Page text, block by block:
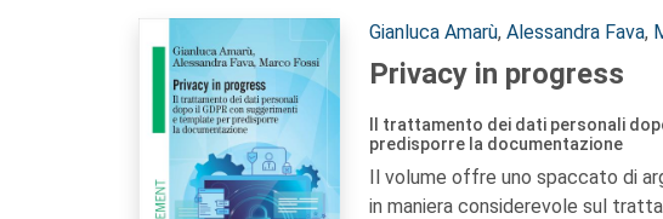
Autori:
Gianluca Amarù, Alessandra Fava,
Privacy in progress
Il trattamento dei dati personali
predisporre la documentazione
Il volume offre uno spaccato di
in maniera considerevole sul